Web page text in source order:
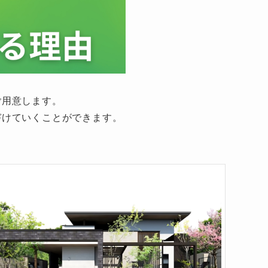
意します。
ていくことができます。